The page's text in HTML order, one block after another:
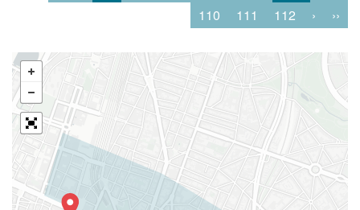
110
111 112 › ››